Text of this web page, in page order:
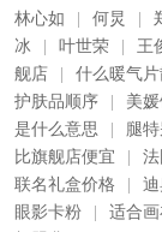
林心如 何炅
冰
叶世荣 王
舰店
什么暖气
护肤品顺序
美
是什么意思
腿
比旗舰店便宜
联名礼盒价格
眼影卡粉
适合